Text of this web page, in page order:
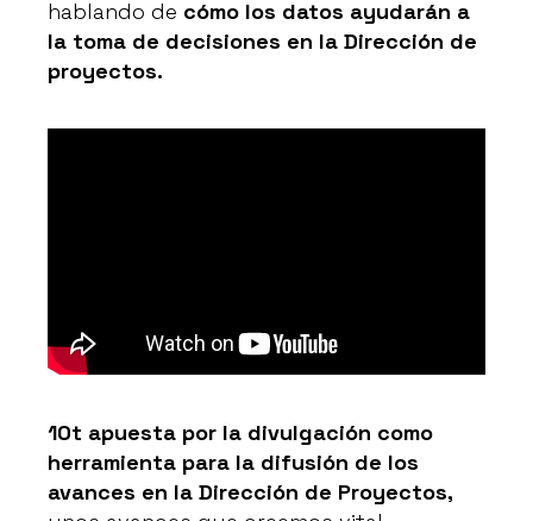
hablando de cómo los datos ayudarán a
la toma de decisiones en la Dirección de
proyectos.
10t apuesta por la divulgación como
herramienta para la difusión de los
avances en la Dirección de Proyectos,